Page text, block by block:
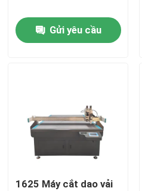
Kiểm soát chất lượng
Máy cắt laser sợi quang
Máy cắt Laser CO2
Máy cắt Laser kim loại
Gửi yêu cầu
1625 Máy cắt dao vải